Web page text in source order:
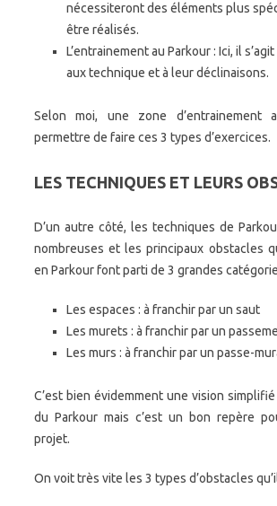
nécessiteront des éléments plus
être réalisés.
L’entrainement au Parkour : Ici, il
aux technique et à leur déclinaisons.
Selon moi, une zone d’entrainement
permettre de faire ces 3 types d’exercices.
LES TECHNIQUES ET LEURS
D’un autre côté, les techniques de
nombreuses et les principaux obstacles
en Parkour font parti de 3 grandes
Les espaces : à franchir par un saut
Les murets : à franchir par un
Les murs : à franchir par un passe-
C’est bien évidemment une vision
du Parkour mais c’est un bon repère
projet.
On voit très vite les 3 types d’obstacles